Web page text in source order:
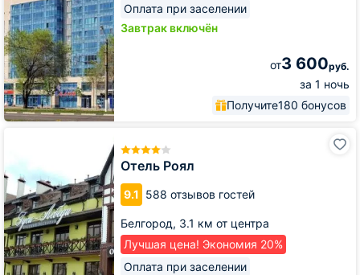
Оплата при заселении
Завтрак включён
от3 600руб.
за 1 ночь
Получите180 бонусов
Отель Роял
9.1 588 отзывов гостей
Белгород, 3.1 км от центра
Лучшая цена! Экономия 20%
Оплата при заселении